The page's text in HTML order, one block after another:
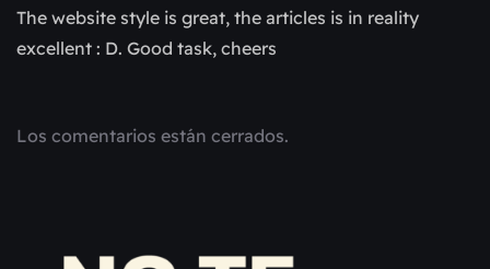
The website style is great, the articles is in reality
excellent : D. Good task, cheers
Los comentarios están cerrados.